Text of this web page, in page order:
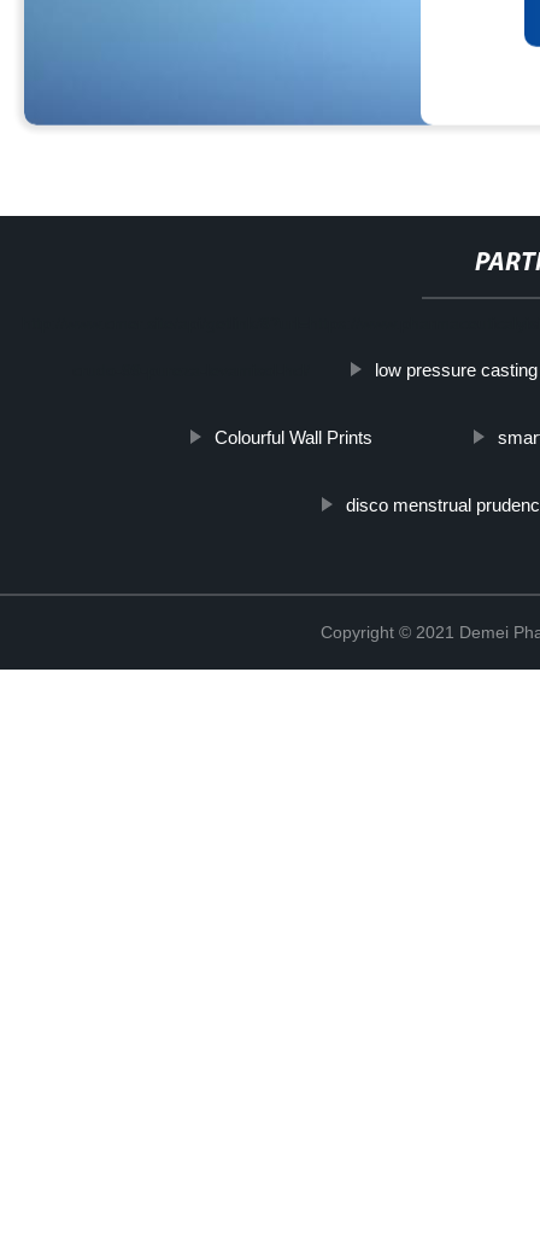
low pressure casting
Colourful Wall Prints
disco menstrual
Copyright © 2021 Demei